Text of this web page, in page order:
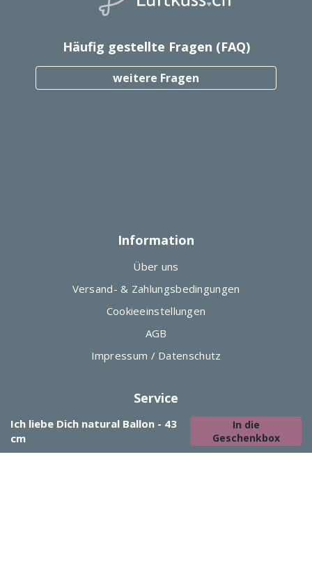
Ich liebe Dich natural Ballon - 43
cm
In die
Geschenkbox
Häufig gestellte Fragen (FAQ)
weitere Fragen
Information
Über uns
Versand- & Zahlungsbedingungen
Cookieeinstellungen
AGB
Impressum / Datenschutz
Service
Überraschungsgarantie